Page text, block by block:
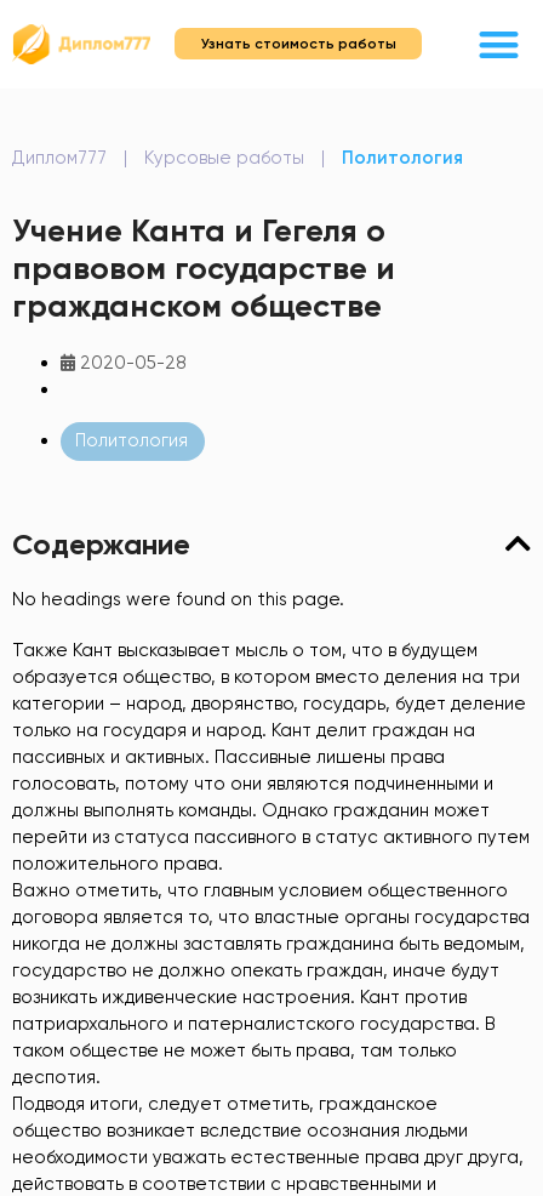
Узнать стоимость работы
Диплом777 | Курсовые работы | Политология
Учение Канта и Гегеля о
правовом государстве и
гражданском обществе
2020-05-28
Политология
Содержание
No headings were found on this page.
Также Кант высказывает мысль о том, что в будущем
образуется общество, в котором вместо деления на три
категории – народ, дворянство, государь, будет деление
только на государя и народ. Кант делит граждан на
пассивных и активных. Пассивные лишены права
голосовать, потому что они являются подчиненными и
должны выполнять команды. Однако гражданин может
перейти из статуса пассивного в статус активного путем
положительного права.
Важно отметить, что главным условием общественного
договора является то, что властные органы государства
никогда не должны заставлять гражданина быть ведомым,
государство не должно опекать граждан, иначе будут
возникать иждивенческие настроения. Кант против
патриархального и патерналистского государства. В
таком обществе не может быть права, там только
деспотия.
Подводя итоги, следует отметить, гражданское
общество возникает вследствие осознания людьми
необходимости уважать естественные права друг друга,
действовать в соответствии с нравственными и